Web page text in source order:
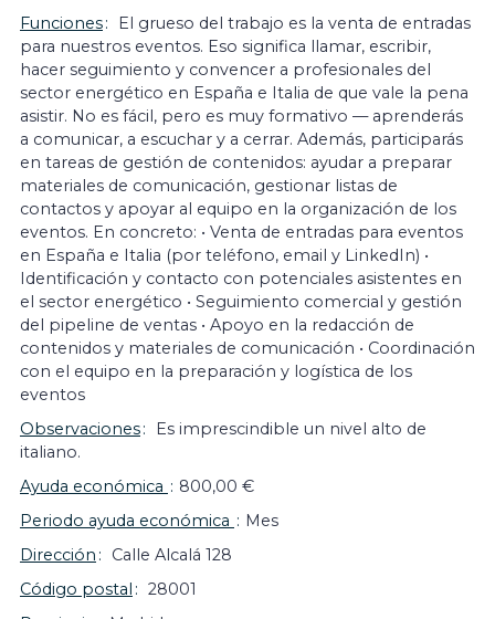
Funciones
El grueso del trabajo es la venta de entradas
para nuestros eventos. Eso significa llamar, escribir,
hacer seguimiento y convencer a profesionales del
sector energético en España e Italia de que vale la pena
asistir. No es fácil, pero es muy formativo — aprenderás
a comunicar, a escuchar y a cerrar. Además, participarás
en tareas de gestión de contenidos: ayudar a preparar
materiales de comunicación, gestionar listas de
contactos y apoyar al equipo en la organización de los
eventos. En concreto: • Venta de entradas para eventos
en España e Italia (por teléfono, email y LinkedIn) •
Identificación y contacto con potenciales asistentes en
el sector energético • Seguimiento comercial y gestión
del pipeline de ventas • Apoyo en la redacción de
contenidos y materiales de comunicación • Coordinación
con el equipo en la preparación y logística de los
eventos
Observaciones
Es imprescindible un nivel alto de
italiano.
Ayuda económica
800,00 €
Periodo ayuda económica
Mes
Dirección
Calle Alcalá 128
Código postal
28001